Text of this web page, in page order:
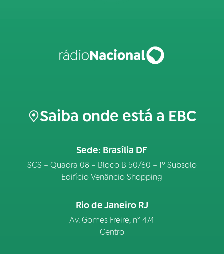
Saiba onde está a EBC
Sede: Brasília DF
SCS – Quadra 08 – Bloco B 50/60 – 1º Subsolo
Edifício Venâncio Shopping
Rio de Janeiro RJ
Av. Gomes Freire, n° 474
Centro